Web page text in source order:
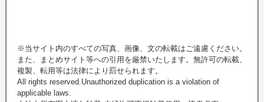
※当サイト内のすべての写真、画像、文の転載はご遠慮ください。
また、まとめサイト等への引用を厳禁いたします。無許可の転載、
複製、転用等は法律により罰せられます。
All rights reserved.Unauthorized duplication is a violation of
applicable laws.